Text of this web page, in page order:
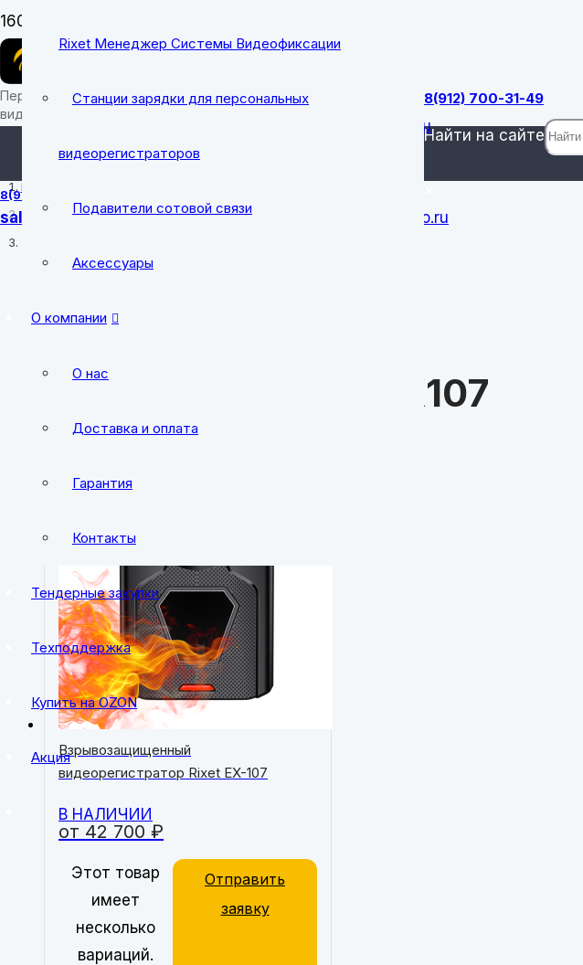
Персональные носимые
видеорегистраторы
sale@cobrapro.ru
tender@cobrapro.ru
Rixet Менеджер Системы Видеофиксации
Станции зарядки для персональных
видеорегистраторов
Подавители сотовой связи
Аксессуары
О компании
О нас
Доставка и оплата
Гарантия
Контакты
Тендерные закупки
Техподдержка
Купить на OZON
Акция
8(912) 700-31-49
Найти на сайте
8(912) 700-31-49
sale@cobrapro.ru
Главная
EX107
от 42 700 ₽
Взрывозащищенный
видеорегистратор Rixet EX-107
В НАЛИЧИИ
Этот товар
имеет
несколько
вариаций.
Отправить
заявку